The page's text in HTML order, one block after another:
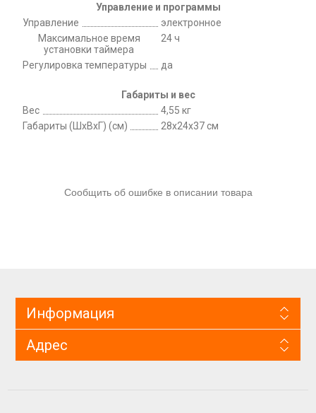
Управление и программы
Управление
электронное
Максимальное время
установки таймера
24 ч
Регулировка температуры да
Габариты и вес
Вес
4,55 кг
Габариты (ШхВхГ) (см)
28x24x37 см
Сообщить об ошибке в описании товара
Информация
Адрес